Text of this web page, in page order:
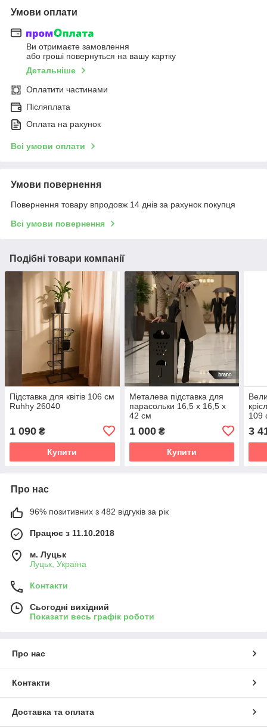
Умови оплати
Ви отримаєте замовлення
або гроші повернуться на вашу картку
Детальніше
Оплатити частинами
Післяплата
Оплата на рахунок
Всі умови оплати
Умови повернення
Повернення товару впродовж 14 днів за рахунок покупця
Всі умови повернення
Подібні товари компанії
Підставка для квітів 106 см
Ruhhy 26040
1 090 ₴
Купити
Металева підставка для
парасольки 16,5 x 16,5 x
42 см
1 000₴
Купити
109
3
Про нас
96% позитивних з 482 відгуків за рік
Працює з 11.10.2018
м. Луцьк
Луцьк, Україна
Контакти
Сьогодні вихідний
Показати весь графік роботи
Про нас
Контакти
Доставка та оплата